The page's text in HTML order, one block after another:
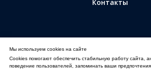
Контакты
ООО "АВ-ШОУ", ИНН 9717056349, ОГРН
Политика
Мы используем cookies на сайте
Cookies помогают обеспечить стабильную работу сайта,
поведение пользователей, запоминать ваши